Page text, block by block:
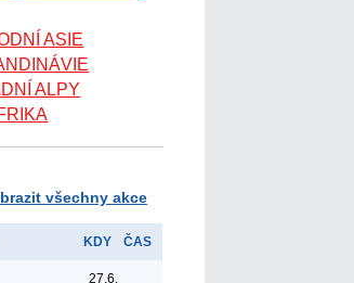
ASIE
ALPY
všechny akce
KDY ČAS
27.6.